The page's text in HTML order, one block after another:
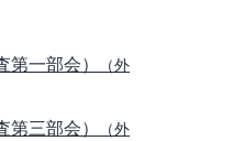
一部会）
（外
三部会）
（外